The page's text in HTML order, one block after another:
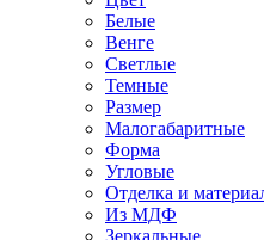
Белые
Венге
Светлые
Темные
Размер
Малогабаритные
Форма
Угловые
Отделка и
Из МДФ
Зеркальные